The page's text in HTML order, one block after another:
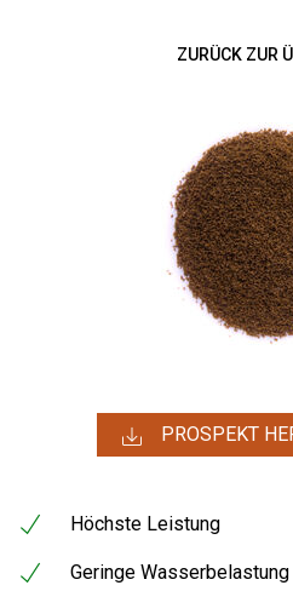
ZURÜCK ZUR
PROSPEKT
Höchste Leistung
Geringe Wasserbelastung